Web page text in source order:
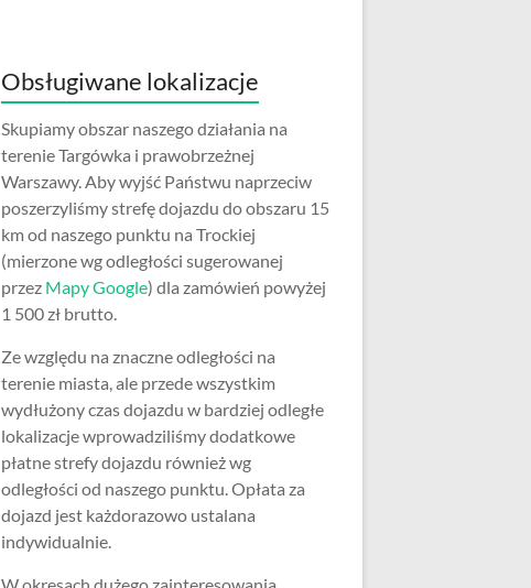
Obsługiwane lokalizacje
Skupiamy obszar naszego działania na
terenie Targówka i prawobrzeżnej
Warszawy. Aby wyjść Państwu naprzeciw
poszerzyliśmy strefę dojazdu do obszaru 15
km od naszego punktu na Trockiej
(mierzone wg odległości sugerowanej
przez Mapy Google) dla zamówień powyżej
1 500 zł brutto.
Ze względu na znaczne odległości na
terenie miasta, ale przede wszystkim
wydłużony czas dojazdu w bardziej odległe
lokalizacje wprowadziliśmy dodatkowe
płatne strefy dojazdu również wg
odległości od naszego punktu. Opłata za
dojazd jest każdorazowo ustalana
indywidualnie.